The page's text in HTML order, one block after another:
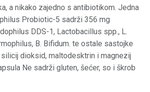
a nikako zajedno s antibiotikom. Jedna
Probiotic-5 sadrži 356 mg
DDS-1, Lactobacillus spp., L.
B. Bifidum. te ostale sastojke
dioksid, maltodesktrin i magnezij
Ne sadrži gluten, šećer, so i škrob